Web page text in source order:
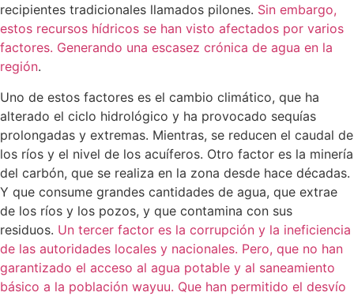
recipientes tradicionales llamados pilones. Sin embargo,
estos recursos hídricos se han visto afectados por varios
factores. Generando una escasez crónica de agua en la
región.
Uno de estos factores es el cambio climático, que ha
alterado el ciclo hidrológico y ha provocado sequías
prolongadas y extremas. Mientras, se reducen el caudal de
los ríos y el nivel de los acuíferos. Otro factor es la minería
del carbón, que se realiza en la zona desde hace décadas.
Y que consume grandes cantidades de agua, que extrae
de los ríos y los pozos, y que contamina con sus
residuos. Un tercer factor es la corrupción y la ineficiencia
de las autoridades locales y nacionales. Pero, que no han
garantizado el acceso al agua potable y al saneamiento
básico a la población wayuu. Que han permitido el desvío